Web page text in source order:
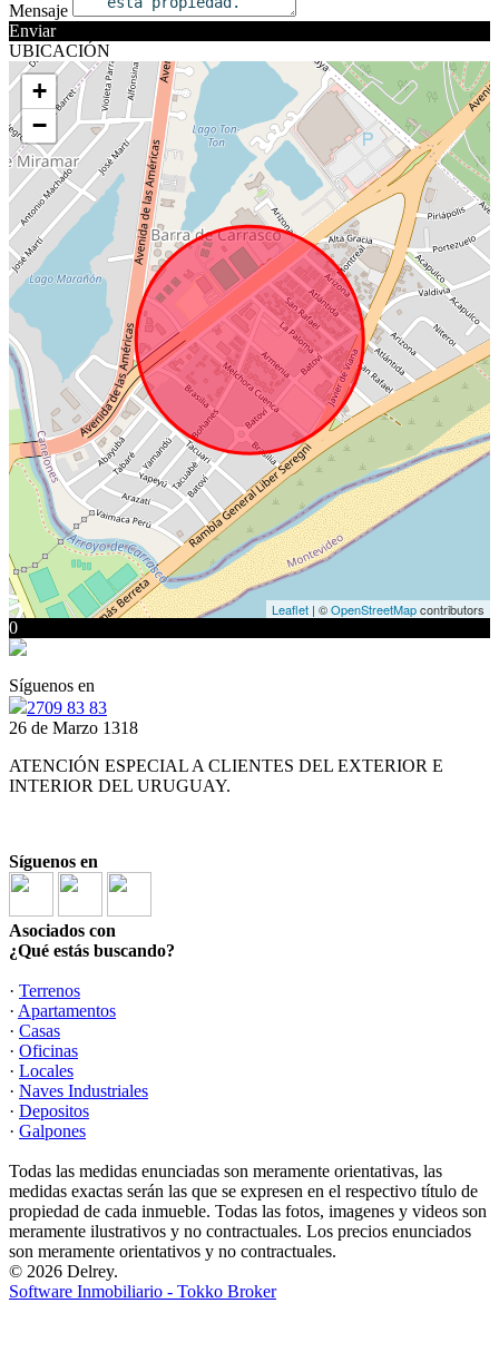
Mensaje
Enviar
UBICACIÓN
+
−
Leaflet | ©OpenStreetMapcontributors
0
Síguenos en
2709 83 83
26 de Marzo 1318
ATENCIÓN ESPECIAL A CLIENTES DEL EXTERIOR E
INTERIOR DEL URUGUAY.
Síguenos en
Asociados con
¿Qué estás buscando?
· Terrenos
· Apartamentos
· Casas
· Oficinas
· Locales
· Naves Industriales
· Depositos
· Galpones
Todas las medidas enunciadas son meramente orientativas, las
medidas exactas serán las que se expresen en el respectivo título de
propiedad de cada inmueble. Todas las fotos, imagenes y videos son
meramente ilustrativos y no contractuales. Los precios enunciados
son meramente orientativos y no contractuales.
© 2026 Delrey.
Software Inmobiliario - Tokko Broker